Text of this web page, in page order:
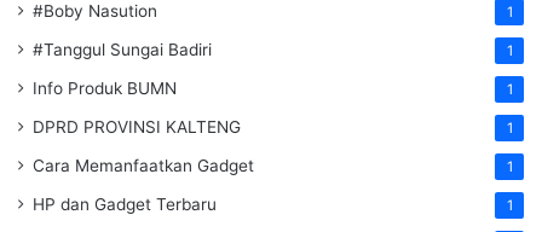
#Boby Nasution 1
#Tanggul Sungai Badiri 1
Info Produk BUMN 1
DPRD PROVINSI KALTENG 1
Cara Memanfaatkan Gadget 1
HP dan Gadget Terbaru 1